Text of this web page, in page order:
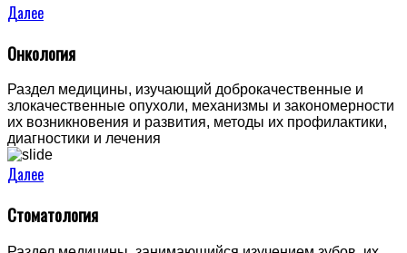
Далее
Онкология
Раздел медицины, изучающий доброкачественные и
злокачественные опухоли, механизмы и закономерности
их возникновения и развития, методы их профилактики,
диагностики и лечения
Далее
Стоматология